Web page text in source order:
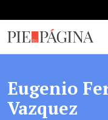
Eugenio
Vazquez